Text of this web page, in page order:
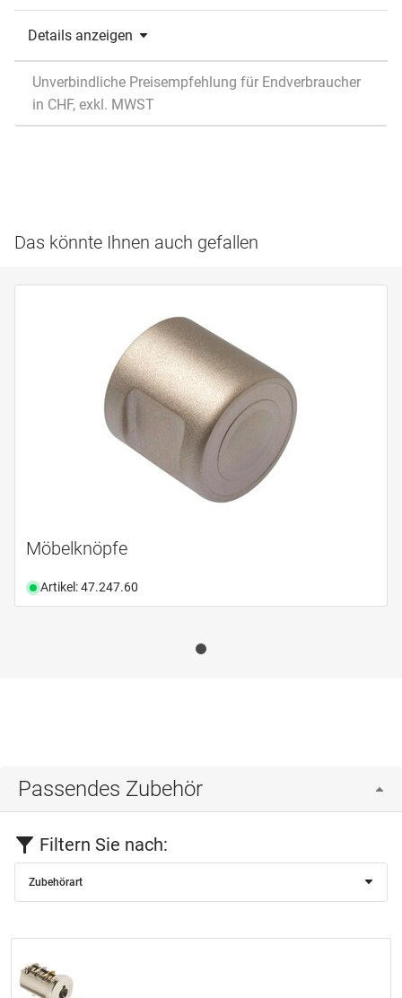
Details anzeigen
Unverbindliche Preisempfehlung für Endverbraucher
in CHF, exkl. MWST
Das könnte Ihnen auch gefallen
Möbelknöpfe
Artikel: 47.247.60
Passendes Zubehör
Filtern Sie nach:
Zubehörart